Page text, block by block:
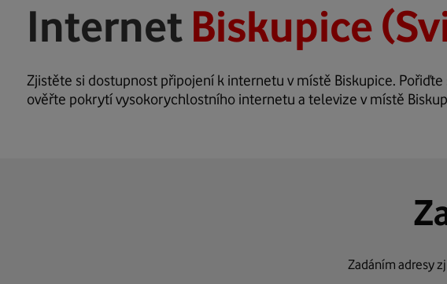
Internet Biskupice
Zjistěte si dostupnost připojení k internetu v místě Biskupice.
ověřte pokrytí vysokorychlostního internetu a televize v místě
Zadáním adresy